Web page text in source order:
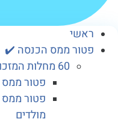
ממס הכנסה ✔️
פטור ממס
פטור ממס הכנסה